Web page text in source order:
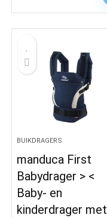
BUIKDRAGERS
manduca First
Babydrager > <
Baby- en
kinderdrager met